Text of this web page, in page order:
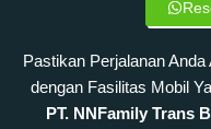
Pastikan Perjalanan
dengan Fasilitas Mobil
PT. NNFamily Trans